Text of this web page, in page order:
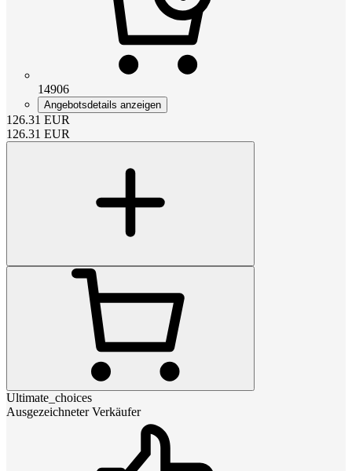
14906
Angebotsdetails anzeigen
126.31 EUR
126.31 EUR
Ultimate_choices
Ausgezeichneter Verkäufer